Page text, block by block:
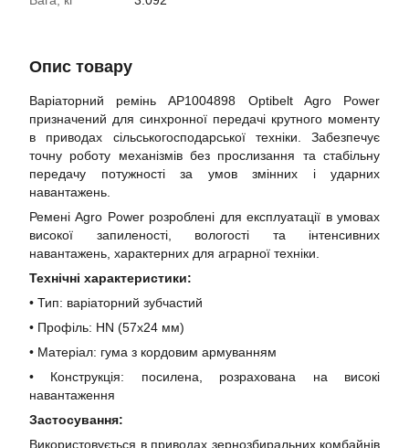
Опис товару
Варіаторний ремінь AP1004898 Optibelt Agro Power
призначений для синхронної передачі крутного моменту
в приводах сільськогосподарської техніки. Забезпечує
точну роботу механізмів без прослизання та стабільну
передачу потужності за умов змінних і ударних
навантажень.
Ремені Agro Power розроблені для експлуатації в умовах
високої запиленості, вологості та інтенсивних
навантажень, характерних для аграрної техніки.
Технічні характеристики:
• Тип: варіаторний зубчастий
• Профіль: HN (57х24 мм)
• Матеріал: гума з кордовим армуванням
• Конструкція: посилена, розрахована на високі
навантаження
Застосування:
Використовується в приводах зернозбиральних комбайнів